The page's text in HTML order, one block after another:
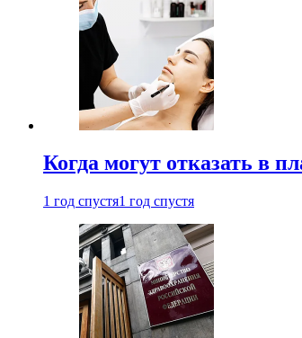
Когда могут отказать в
1 год спустя1 год спустя